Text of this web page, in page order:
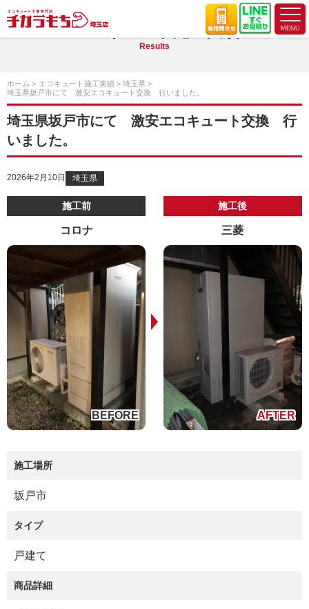
エコキュート施工実績
Results
ホーム エコキュート施工実績
埼玉県
埼玉県坂戸市にて 激安エコキュート交換 行いました。
埼玉県坂戸市にて 激安エコキュート交換 行
いました。
2026年2月10日 埼玉県
施工前
コロナ
施工後
三菱
施工場所
坂戸市
タイプ
戸建て
商品詳細